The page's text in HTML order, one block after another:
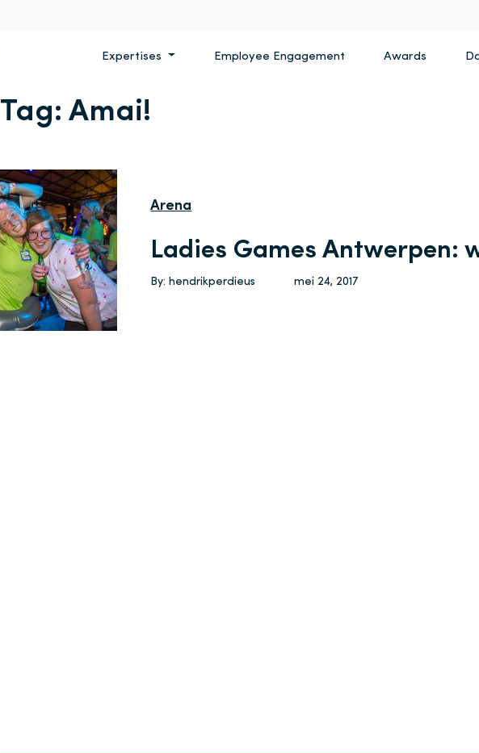
Expertises Employee Engagement Awards
Tag:Amai!
Arena
Ladies Games Antwerpen:
By: hendrikperdieus mei 24, 2017